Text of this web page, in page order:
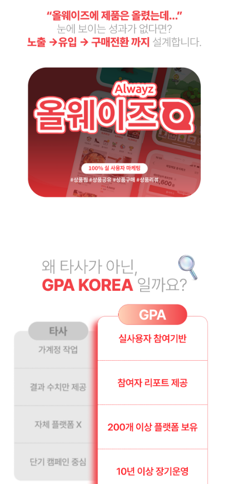
언론,기자,뉴스 구독
기타│플랫폼
웹툰│웹소설
기타